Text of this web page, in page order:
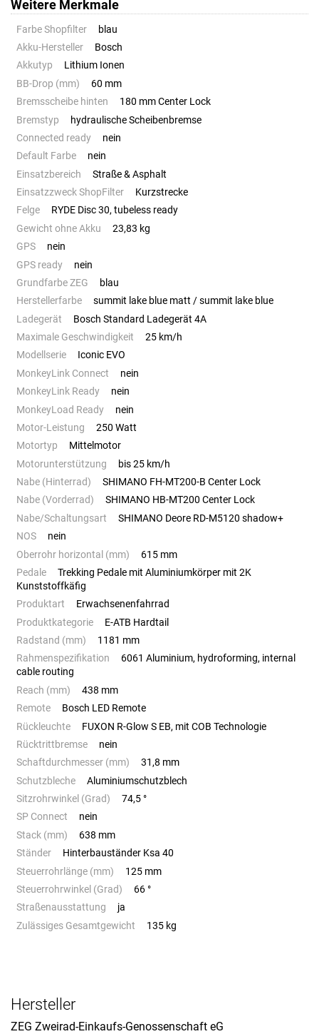
Weitere Merkmale
Farbe Shopfilter
blau
Akku-Hersteller
Bosch
Akkutyp
Lithium Ionen
BB-Drop (mm)
60 mm
Bremsscheibe hinten
180 mm Center Lock
Bremstyp
hydraulische Scheibenbremse
Connected ready
nein
Default Farbe
nein
Einsatzbereich
Straße & Asphalt
Einsatzzweck ShopFilter
Kurzstrecke
Felge
RYDE Disc 30, tubeless ready
Gewicht ohne Akku
23,83 kg
GPS
nein
GPS ready
nein
Grundfarbe ZEG
blau
Herstellerfarbe
summit lake blue matt / summit lake blue
Ladegerät
Bosch Standard Ladegerät 4A
Maximale Geschwindigkeit
25 km/h
Modellserie
Iconic EVO
MonkeyLink Connect
nein
MonkeyLink Ready
nein
MonkeyLoad Ready
nein
Motor-Leistung
250 Watt
Motortyp
Mittelmotor
Motorunterstützung
bis 25 km/h
Nabe (Hinterrad)
SHIMANO FH-MT200-B Center Lock
Nabe (Vorderrad)
SHIMANO HB-MT200 Center Lock
Nabe/Schaltungsart
SHIMANO Deore RD-M5120 shadow+
NOS
nein
Oberrohr horizontal (mm)
615 mm
Pedale
Trekking Pedale mit Aluminiumkörper mit 2K
Kunststoffkäfig
Produktart
Erwachsenenfahrrad
Produktkategorie
E-ATB Hardtail
Radstand (mm)
1181 mm
Rahmenspezifikation
6061 Aluminium, hydroforming, internal
cable routing
Reach (mm)
438 mm
Remote
Bosch LED Remote
Rückleuchte
FUXON R-Glow S EB, mit COB Technologie
Rücktrittbremse
nein
Schaftdurchmesser (mm)
31,8 mm
Schutzbleche
Aluminiumschutzblech
Sitzrohrwinkel (Grad)
74,5 °
SP Connect
nein
Stack (mm)
638 mm
Ständer
Hinterbauständer Ksa 40
Steuerrohrlänge (mm)
125 mm
Steuerrohrwinkel (Grad)
66 °
Straßenausstattung
ja
Zulässiges Gesamtgewicht
135 kg
Hersteller
ZEG Zweirad-Einkaufs-Genossenschaft eG